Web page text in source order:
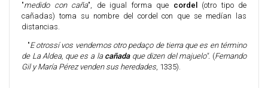
"medido con caña", de igual forma que cordel (otro tipo de
cañadas) toma su nombre del cordel con que se medían las
distancias.
"E otrossí vos vendemos otro pedaço de tierra que es en término
de La Aldea, que es a la cañada que dizen del majuelo". (Fernando
Gil y María Pérez venden sus heredades, 1335).